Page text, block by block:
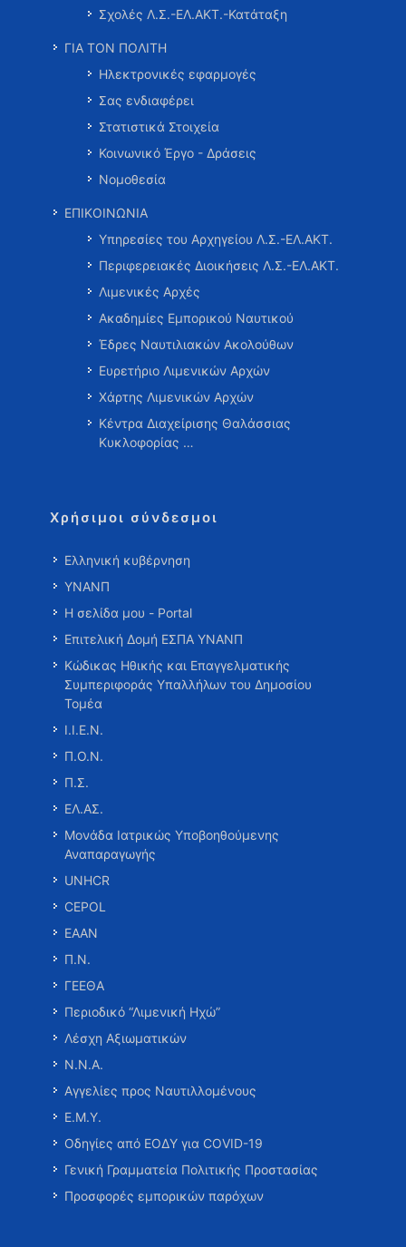
Σχολές Λ.Σ.-ΕΛ.ΑΚΤ.-Κατάταξη
ΓΙΑ ΤΟΝ ΠΟΛΙΤΗ
Ηλεκτρονικές εφαρμογές
Σας ενδιαφέρει
Στατιστικά Στοιχεία
Κοινωνικό Έργο - Δράσεις
Νομοθεσία
ΕΠΙΚΟΙΝΩΝΙΑ
Υπηρεσίες του Αρχηγείου Λ.Σ.-ΕΛ.ΑΚΤ.
Περιφερειακές Διοικήσεις Λ.Σ.-ΕΛ.ΑΚΤ.
Λιμενικές Αρχές
Ακαδημίες Εμπορικού Ναυτικού
Έδρες Ναυτιλιακών Ακολούθων
Ευρετήριο Λιμενικών Αρχών
Χάρτης Λιμενικών Αρχών
Κέντρα Διαχείρισης Θαλάσσιας
Κυκλοφορίας …
Χρήσιμοι σύνδεσμοι
Ελληνική κυβέρνηση
ΥΝΑΝΠ
Η σελίδα μου - Portal
Επιτελική Δομή ΕΣΠΑ ΥΝΑΝΠ
Κώδικας Ηθικής και Επαγγελματικής
Συμπεριφοράς Υπαλλήλων του Δημοσίου
Τομέα
Ι.Ι.Ε.Ν.
Π.Ο.Ν.
Π.Σ.
ΕΛ.ΑΣ.
Μονάδα Ιατρικώς Υποβοηθούμενης
Αναπαραγωγής
UNHCR
CEPOL
ΕΑΑΝ
Π.Ν.
ΓΕΕΘΑ
Περιοδικό “Λιμενική Ηχώ”
Λέσχη Αξιωματικών
Ν.Ν.Α.
Αγγελίες προς Ναυτιλλομένους
Ε.Μ.Υ.
Οδηγίες από ΕΟΔΥ για COVID-19
Γενική Γραμματεία Πολιτικής Προστασίας
Προσφορές εμπορικών παρόχων